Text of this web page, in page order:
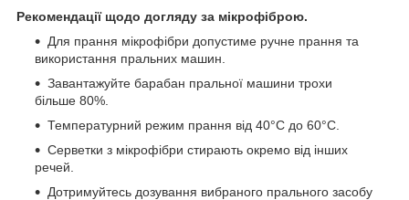
Рекомендації щодо догляду за мікрофіброю.
Для прання мікрофібри допустиме ручне прання та
використання пральних машин.
Завантажуйте барабан пральної машини трохи
більше 80%.
Температурний режим прання від 40°С до 60°С.
Серветки з мікрофібри стирають окремо від інших
речей.
Дотримуйтесь дозування вибраного прального засобу